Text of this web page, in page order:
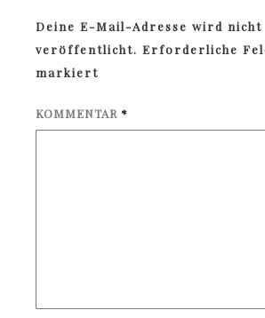
Deine E-Mail-Adresse wird nicht
veröffentlicht. Erforderliche
markiert
KOMMENTAR *